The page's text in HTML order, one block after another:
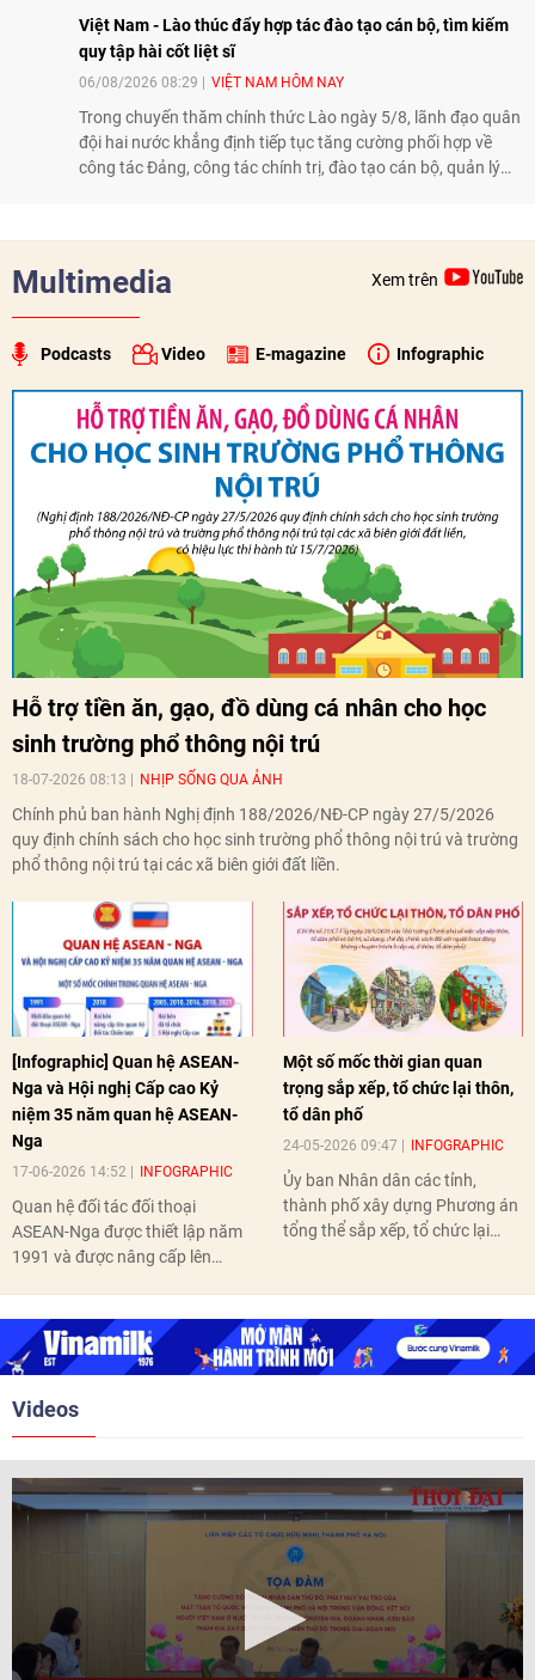
Việt Nam - Lào thúc đẩy hợp tác đào tạo cán bộ, tìm kiếm
quy tập hài cốt liệt sĩ
06/08/2026 08:29 VIỆT NAM HÔM NAY
Trong chuyến thăm chính thức Lào ngày 5/8, lãnh đạo quân
đội hai nước khẳng định tiếp tục tăng cường phối hợp về
công tác Đảng, công tác chính trị, đào tạo cán bộ, quản lý
Multimedia Xem trên
Podcasts Video E-magazine Infographic
Hỗ trợ tiền ăn, gạo, đồ dùng cá nhân cho học
sinh trường phổ thông nội trú
18-07-2026 08:13 NHỊP SỐNG QUA ẢNH
Chính phủ ban hành Nghị định 188/2026/NĐ-CP ngày 27/5/2026
quy định chính sách cho học sinh trường phổ thông nội trú và trường
phổ thông nội trú tại các xã biên giới đất liền.
[Infographic] Quan hệ ASEAN-
Nga và Hội nghị Cấp cao Kỷ
niệm 35 năm quan hệ ASEAN-
Nga
17-06-2026 14:52 INFOGRAPHIC
Quan hệ đối tác đối thoại
ASEAN-Nga được thiết lập năm
1991 và được nâng cấp lên
nghị Cấp cao vào các năm 2005,
2010, 2016, 2018, 2021.
Một số mốc thời gian quan
trọng sắp xếp, tổ chức lại thôn,
tổ dân phố
24-05-2026 09:47 INFOGRAPHIC
Ủy ban Nhân dân các tỉnh,
thành phố xây dựng Phương án
tổng thể sắp xếp, tổ chức lại
Videos